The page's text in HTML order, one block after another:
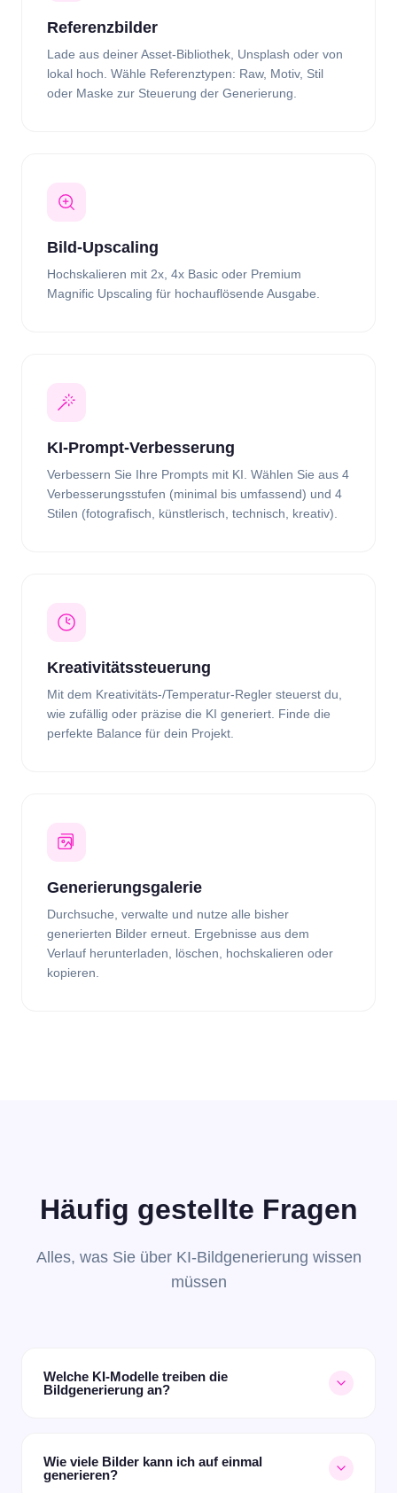
Referenzbilder
Lade aus deiner Asset-Bibliothek, Unsplash oder von
lokal hoch. Wähle Referenztypen: Raw, Motiv, Stil
oder Maske zur Steuerung der Generierung.
Bild-Upscaling
Hochskalieren mit 2x, 4x Basic oder Premium
Magnific Upscaling für hochauflösende Ausgabe.
KI-Prompt-Verbesserung
Verbessern Sie Ihre Prompts mit KI. Wählen Sie aus 4
Verbesserungsstufen (minimal bis umfassend) und 4
Stilen (fotografisch, künstlerisch, technisch, kreativ).
Kreativitätssteuerung
Mit dem Kreativitäts-/Temperatur-Regler steuerst du,
wie zufällig oder präzise die KI generiert. Finde die
perfekte Balance für dein Projekt.
Generierungsgalerie
Durchsuche, verwalte und nutze alle bisher
generierten Bilder erneut. Ergebnisse aus dem
Verlauf herunterladen, löschen, hochskalieren oder
kopieren.
Häufig gestellte Fragen
Alles, was Sie über KI-Bildgenerierung wissen
müssen
Welche KI-Modelle treiben die
Bildgenerierung an?
Bearbeitungsmodi.
Wie viele Bilder kann ich auf einmal
generieren?